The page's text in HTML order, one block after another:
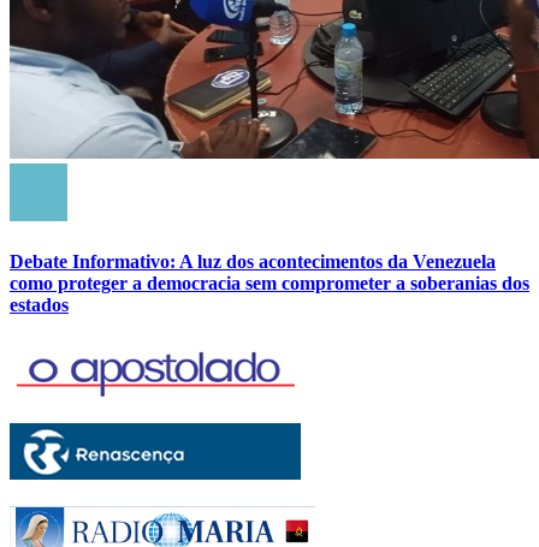
Debate Informativo: A luz dos acontecimentos da Venezuela
como proteger a democracia sem comprometer a soberanias dos
estados